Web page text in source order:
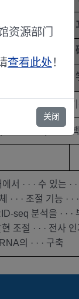
구사업-기본연구-
전사허브；리보
서 · · · 수 있는 ·
· · · 조절 기능
seq 분석을 · · ·
조절 · · · 전사
의 · · · 구축
资源部门
查看此处！
关闭